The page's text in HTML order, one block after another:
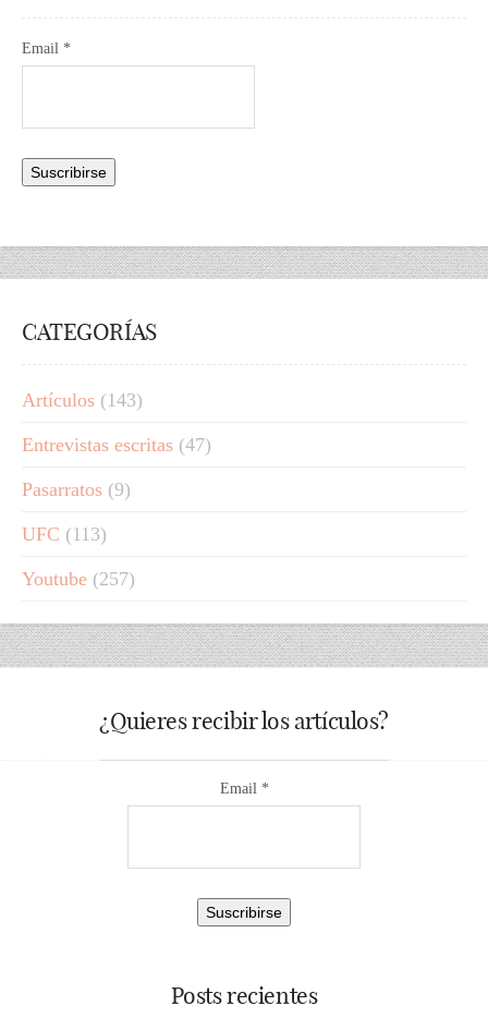
Email *
CATEGORÍAS
Artículos (143)
Entrevistas escritas (47)
Pasarratos (9)
UFC (113)
Youtube (257)
¿Quieres recibir los artículos?
Email *
Posts recientes